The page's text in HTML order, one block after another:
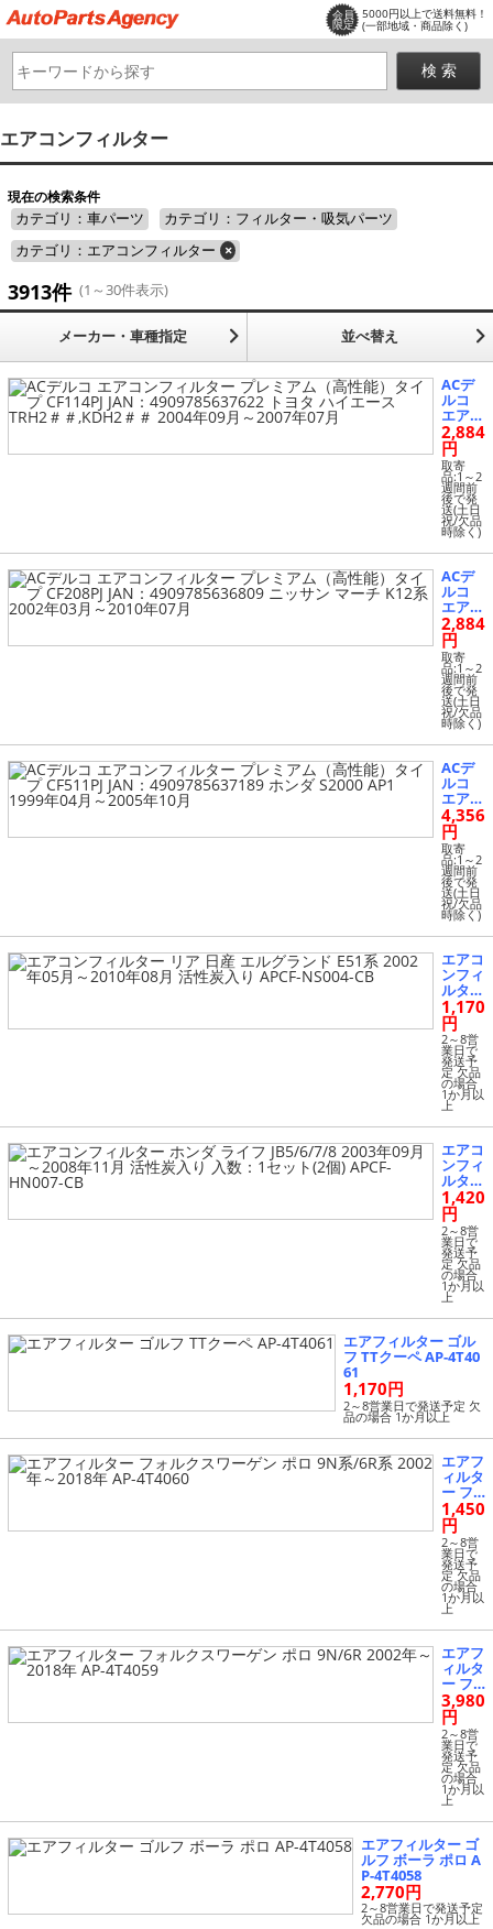
会員
限定
5000円以上で送料無料！
(一部地域・商品除く)
エアコンフィルター
現在の検索条件
カテゴリ：車パーツ
カテゴリ：フィルター・吸気パーツ
カテゴリ：エアコンフィルター ×
3913件 (1～30件表示)
メーカー・車種指定 並べ替え
ACデ
ルコ
エアコ
ンフィ
ルター
プレミ
アム
（高性
能）タ
イプ C
F114PJ
JAN：
49097
85637
622 ト
ヨタ
ハイエ
ース T
RH2＃
＃,KD
H2＃
＃ 200
4年09
7月
2,884
円
取寄
品:1～2
週間前
後で発
送(土日
祝/欠品
時除く)
ACデ
ルコ
エアコ
ンフィ
ルター
プレミ
アム
（高性
能）タ
イプ C
F208PJ
JAN：
49097
85636
809 ニ
ッサン
マーチ
K12系
2002
年03月
～201
0年07
月
2,884
円
取寄
品:1～2
週間前
後で発
送(土日
祝/欠品
時除く)
ACデ
ルコ
エアコ
ンフィ
ルター
プレミ
アム
（高性
能）タ
イプ C
F511PJ
JAN：
49097
85637
189 ホ
ンダ S
2000 A
P1 199
9年04
月～20
05年1
0月
4,356
円
取寄
品:1～2
週間前
後で発
送(土日
祝/欠品
時除く)
エアコ
ンフィ
ルター
リア
日産
エルグ
ランド
E51系
2002
年05月
～201
0年08
月 活
性炭入
り AP
CF-NS
004-C
B
1,170
円
2～8営
業日で
発送予
定 欠品
の場合
1か月以
上
エアコ
ンフィ
ルター
ホンダ
ライフ
JB5/6/
7/8 20
03年0
9月～2
008年
11月
活性炭
入り
入数：
1セッ
個) AP
CF-HN
007-C
B
1,420
円
2～8営
業日で
発送予
定 欠品
の場合
1か月以
上
エアフィルター ゴル
フ TTクーペ AP-4T40
61
1,170円
2～8営業日で発送予定 欠
品の場合 1か月以上
エアフ
ィルタ
ー フ
ォルク
スワー
ゲン
ポロ 9
N系/6
R系 20
02年～
2018
年 AP-
4T406
0
1,450
円
2～8営
業日で
発送予
定 欠品
の場合
1か月以
上
エアフ
ィルタ
ー フ
ォルク
スワー
ゲン
ポロ 9
N/6R
2002
年～20
18年 A
P-4T4
059
3,980
円
2～8営
業日で
発送予
定 欠品
の場合
1か月以
上
エアフィルター ゴ
ルフ ボーラ ポロ A
P-4T4058
2,770円
2～8営業日で発送予定
欠品の場合 1か月以上